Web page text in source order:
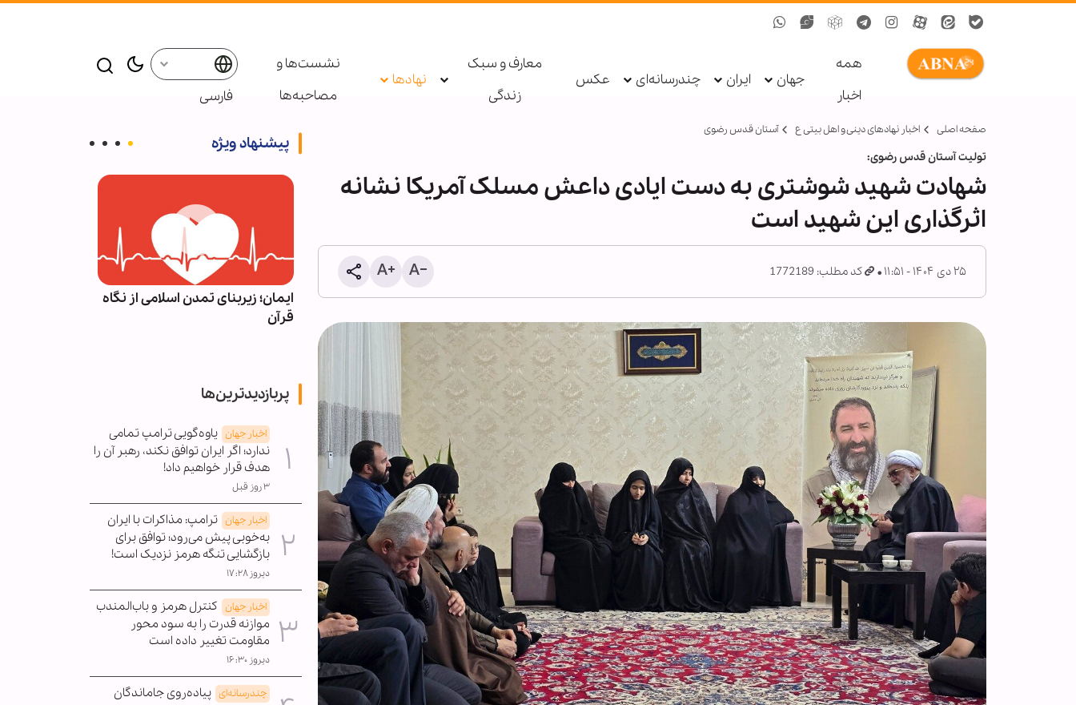
همه
اخبار
جهان ایران چندرسانه‌ای عکس
معارف و سبک
زندگی
نهادها
نشست‌ها و
مصاحبه‌ها
فارسی
صفحه اصلی اخبار نهادهای دینی و اهل بیتی ع آستان قدس رضوی
تولیت آستان قدس رضوی:
شهادت شهید شوشتری به دست ایادی داعش مسلک آمریکا نشانه
اثرگذاری این شهید است
۲۵ دی ۱۴۰۴ - ۱۱:۵۱ کد مطلب: 1772189
پیشنهاد ویژه
معرفی بیش از ۱۹۰ عنوان کتاب
اربعینی در نورلایب؛ از جست‌وجوی
متنی تا گفت‌وگو با کتاب‌ها
ایمان؛ زیربنای تمدن اسلامی از نگاه
قرآن
پربازدیدترین‌ها
اخبار جهان یاوه‌گویی ترامپ تمامی
ندارد؛ اگر ایران توافق نکند، رهبر آن را
هدف قرار خواهیم داد!
۳ روز قبل
اخبار جهان ترامپ: مذاکرات با ایران
به‌خوبی پیش می‌رود؛ توافق برای
بازگشایی تنگه هرمز نزدیک است!
دیروز ۱۷:۲۸
اخبار جهان کنترل هرمز و باب‌المندب
موازنه قدرت را به سود محور
مقاومت تغییر داده است
دیروز ۱۶:۳۰
چندرسانه‌ای پیاده‌روی جاماندگان